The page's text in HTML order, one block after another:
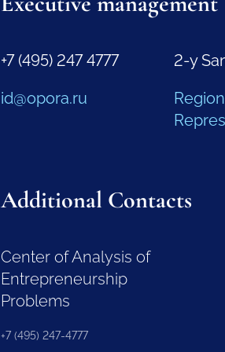
+7 (495) 247 4777
id@opora.ru
2-y
Additional Contacts
Center of Analysis of
Entrepreneurship
Problems
+7 (495) 247-4777